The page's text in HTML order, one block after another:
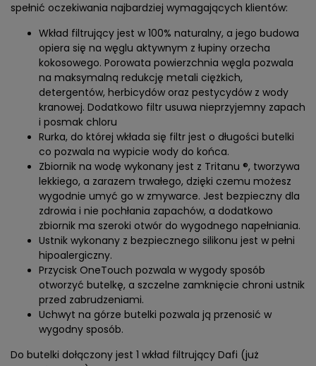
spełnić oczekiwania najbardziej wymagających klientów:
Wkład filtrujący jest w 100% naturalny, a jego budowa
opiera się na węglu aktywnym z łupiny orzecha
kokosowego. Porowata powierzchnia węgla pozwala
na maksymalną redukcję metali ciężkich,
detergentów, herbicydów oraz pestycydów z wody
kranowej. Dodatkowo filtr usuwa nieprzyjemny zapach
i posmak chloru
Rurka, do której wkłada się filtr jest o długości butelki
co pozwala na wypicie wody do końca.
Zbiornik na wodę wykonany jest z Tritanu ®, tworzywa
lekkiego, a zarazem trwałego, dzięki czemu możesz
wygodnie umyć go w zmywarce. Jest bezpieczny dla
zdrowia i nie pochłania zapachów, a dodatkowo
zbiornik ma szeroki otwór do wygodnego napełniania.
Ustnik wykonany z bezpiecznego silikonu jest w pełni
hipoalergiczny.
Przycisk OneTouch pozwala w wygody sposób
otworzyć butelkę, a szczelne zamknięcie chroni ustnik
przed zabrudzeniami.
Uchwyt na górze butelki pozwala ją przenosić w
wygodny sposób.
Do butelki dołączony jest 1 wkład filtrujący Dafi (już